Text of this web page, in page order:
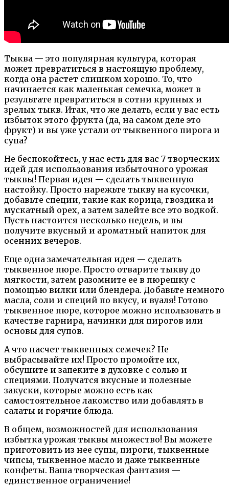
Тыква — это популярная культура, которая
может превратиться в настоящую проблему,
когда она растет слишком хорошо. То, что
начинается как маленькая семечка, может в
результате превратиться в сотни крупных и
зрелых тыкв. Итак, что же делать, если у вас есть
избыток этого фрукта (да, на самом деле это
фрукт) и вы уже устали от тыквенного пирога и
супа?
Не беспокойтесь, у нас есть для вас 7 творческих
идей для использования избыточного урожая
тыквы! Первая идея — сделать тыквенную
настойку. Просто нарежьте тыкву на кусочки,
добавьте специи, такие как корица, гвоздика и
мускатный орех, а затем залейте все это водкой.
Пусть настоится несколько недель, и вы
получите вкусный и ароматный напиток для
осенних вечеров.
Еще одна замечательная идея — сделать
тыквенное пюре. Просто отварите тыкву до
мягкости, затем разомните ее в пюрешку с
помощью вилки или блендера. Добавьте немного
масла, соли и специй по вкусу, и вуаля! Готово
тыквенное пюре, которое можно использовать в
качестве гарнира, начинки для пирогов или
основы для супов.
А что насчет тыквенных семечек? Не
выбрасывайте их! Просто промойте их,
обсушите и запеките в духовке с солью и
специями. Получатся вкусные и полезные
закуски, которые можно есть как
самостоятельное лакомство или добавлять в
салаты и горячие блюда.
В общем, возможностей для использования
избытка урожая тыквы множество! Вы можете
приготовить из нее супы, пироги, тыквенные
чипсы, тыквенное масло и даже тыквенные
конфеты. Ваша творческая фантазия —
единственное ограничение!